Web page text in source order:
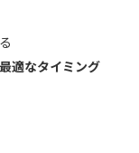
適なタイミング